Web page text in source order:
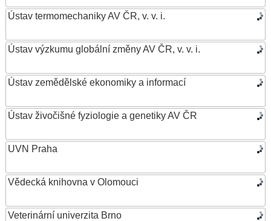
Ústav termomechaniky AV ČR, v. v. i.
Ústav výzkumu globální změny AV ČR, v. v. i.
Ústav zemědělské ekonomiky a informací
Ústav živočišné fyziologie a genetiky AV ČR
UVN Praha
Vědecká knihovna v Olomouci
Veterinární univerzita Brno